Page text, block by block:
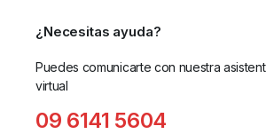
¿Necesitas ayuda?
Puedes comunicarte con nuestra
virtual
09 6141 5604